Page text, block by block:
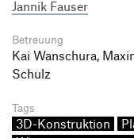
Jannik Fauser
Betreuung
Kai Wanschura,
Schulz
Tags
3D-Konstruktion